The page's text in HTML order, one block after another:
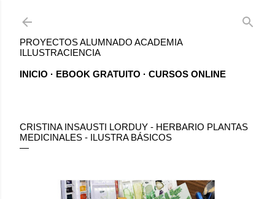
PROYECTOS ALUMNADO ACADEMIA
ILLUSTRACIENCIA
INICIO EBOOK GRATUITO CURSOS ONLINE
CRISTINA INSAUSTI LORDUY - HERBARIO PLANTAS
MEDICINALES - ILUSTRA BÁSICOS